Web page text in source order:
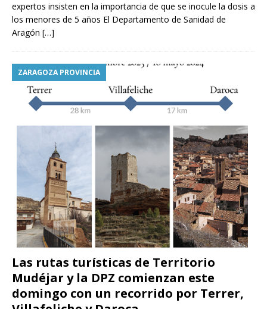
expertos insisten en la importancia de que se inocule la dosis a
los menores de 5 años El Departamento de Sanidad de
Aragón […]
ZARAGOZA PROVINCIA
Las rutas turísticas de Territorio
Mudéjar y la DPZ comienzan este
domingo con un recorrido por Terrer,